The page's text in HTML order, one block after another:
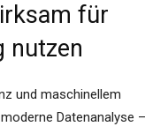
für
nutzen
und maschinellem
Datenanalyse –